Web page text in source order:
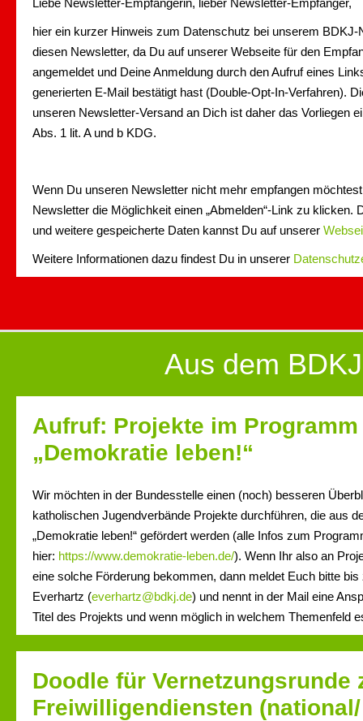
Liebe Newsletter-Empfängerin, lieber Newsletter-Empfänger,
hier ein kurzer Hinweis zum Datenschutz bei unserem BDKJ-
diesen Newsletter, da Du auf unserer Webseite für den
angemeldet und Deine Anmeldung durch den Aufruf eines
generierten E-Mail bestätigt hast (Double-Opt-In-Verfahren).
unseren Newsletter-Versand an Dich ist daher das Vorliegen
Abs. 1 lit. A und b KDG.
Wenn Du unseren Newsletter nicht mehr empfangen
Newsletter die Möglichkeit einen „Abmelden“-Link zu klicken.
und weitere gespeicherte Daten kannst Du auf unserer
Weitere Informationen dazu findest Du in unserer
Aus dem BDKJ
Aufruf: Projekte im Programm
„Demokratie leben!“
Wir möchten in der Bundesstelle einen (noch) besseren
katholischen Jugendverbände Projekte durchführen, die aus
„Demokratie leben!“ gefördert werden (alle Infos zum
hier: https://www.demokratie-leben.de/). Wenn Ihr also an
eine solche Förderung bekommen, dann meldet Euch bitte
Everhartz (everhartz@bdkj.de) und nennt in der Mail eine
Titel des Projekts und wenn möglich in welchem Themenfeld
Doodle für Vernetzungsrunde
Freiwilligendiensten (national/